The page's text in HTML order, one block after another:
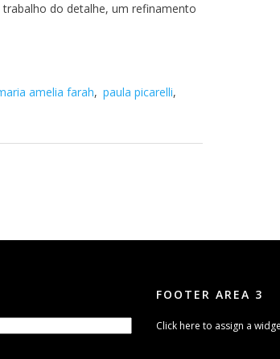
do detalhe, um refinamento
amelia farah, paula picarelli,
FOOTER AREA 3
Click here to assign a